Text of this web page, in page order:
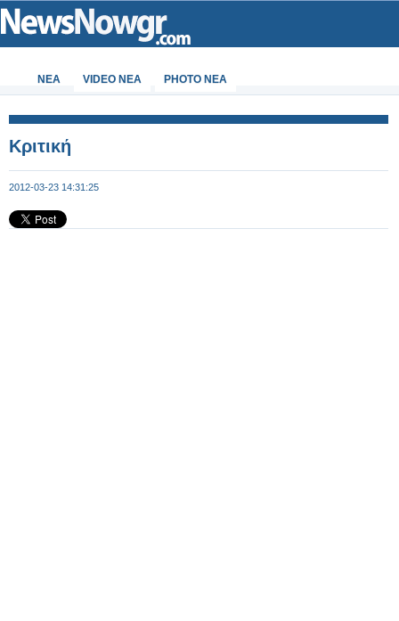
ΝΕΑ VIDEO NEA PHOTO NEA
Κριτική
2012-03-23 14:31:25